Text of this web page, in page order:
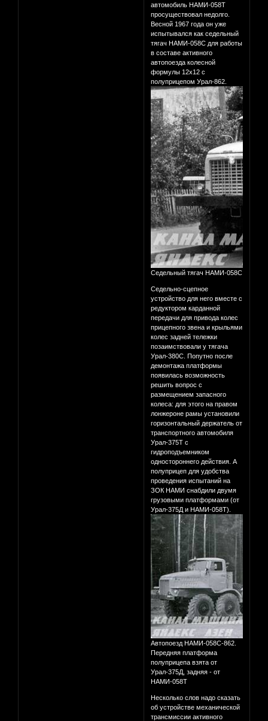
автомобиль НАМИ-058Т
просуществовал недолго.
Весной 1967 года он уже
испытывался как седельный
тягач НАМИ-058С для работы
в составе активного
автопоезда колесной
формулы 12х12 с
полуприцепом Урал-862.
Седельный тягач НАМИ-058С
Седельно-сцепное
устройство для него вместе с
редуктором карданной
передачи для привода колес
прицепного звена и крыльями
колес задней тележки
позаимствовали у тягача
Урал-380С. Попутно после
демонтажа платформы
появилась возможность
решить вопрос с
размещением запасного
колеса: для этого на правом
лонжероне рамы установили
горизонтальный держатель от
транспортного автомобиля
Урал-375Т с
гидроподъемником
одностороннего действия. А
полуприцеп для удобства
проведения испытаний на
ЗОК НАМИ снабдили двумя
грузовыми платформами (от
Урал-375Д и НАМИ-058Т).
Автопоезд НАМИ-058С-862.
Передняя платформа
полуприцепа взята от
Урал-375Д, задняя - от
НАМИ-058Т
Несколько слов надо сказать
об устройстве механической
трансмиссии активного